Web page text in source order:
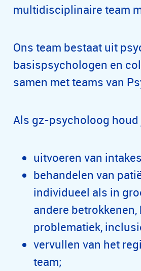
multidisciplinaire team
Ons team bestaat uit
basispsychologen en
samen met teams van
Als gz-psycholoog houd
uitvoeren van
behandelen van
individueel als in
andere
problematiek,
vervullen van het
team;